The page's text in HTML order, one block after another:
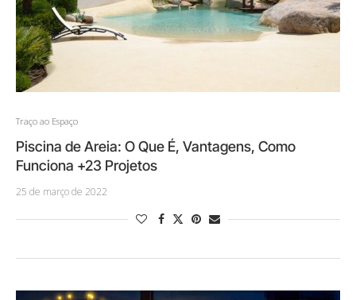
Traço ao Espaço
Piscina de Areia: O Que É, Vantagens, Como
Funciona +23 Projetos
25 de março de 2022